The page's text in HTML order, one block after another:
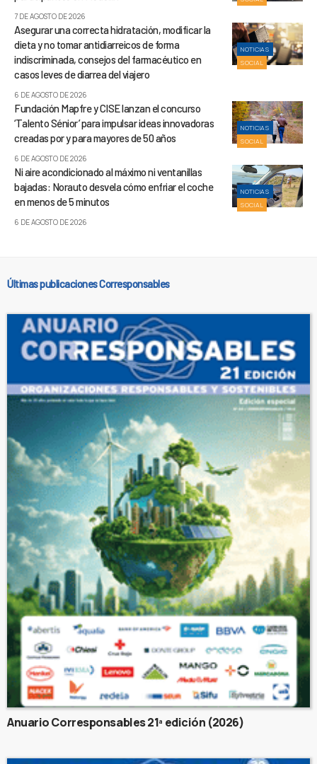
7 DE AGOSTO DE 2026
NOTICIAS
SOCIAL
Asegurar una correcta hidratación, modificar la
dieta y no tomar antidiarreicos de forma
indiscriminada, consejos del farmacéutico en
casos leves de diarrea del viajero
6 DE AGOSTO DE 2026
NOTICIAS
SOCIAL
Fundación Mapfre y CISE lanzan el concurso
‘Talento Sénior’ para impulsar ideas innovadoras
creadas por y para mayores de 50 años
6 DE AGOSTO DE 2026
NOTICIAS
SOCIAL
Ni aire acondicionado al máximo ni ventanillas
bajadas: Norauto desvela cómo enfriar el coche
en menos de 5 minutos
6 DE AGOSTO DE 2026
Últimas publicaciones Corresponsables
Anuario Corresponsables 21ª edición (2026)